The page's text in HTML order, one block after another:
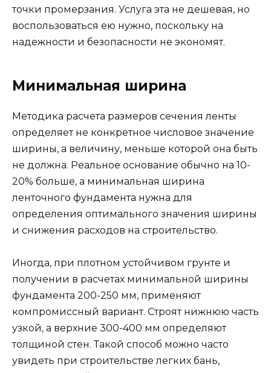
точки промерзания. Услуга эта не дешевая, но
воспользоваться ею нужно, поскольку на
надежности и безопасности не экономят.
Минимальная ширина
Методика расчета размеров сечения ленты
определяет не конкретное числовое значение
ширины, а величину, меньше которой она быть
не должна. Реальное основание обычно на 10-
20% больше, а минимальная ширина
ленточного фундамента нужна для
определения оптимального значения ширины
и снижения расходов на строительство.
Иногда, при плотном устойчивом грунте и
получении в расчетах минимальной ширины
фундамента 200-250 мм, применяют
компромиссный вариант. Строят нижнюю часть
узкой, а верхние 300-400 мм определяют
толщиной стен. Такой способ можно часто
увидеть при строительстве легких бань,